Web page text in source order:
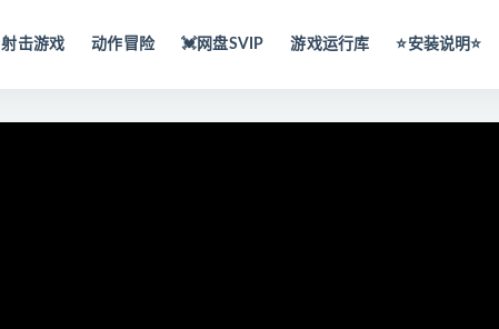
射击游戏 动作冒险 💓网盘SVIP 游戏运行库 ⭐️安装说明⭐️